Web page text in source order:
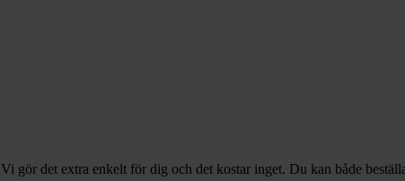
gör det extra enkelt för dig och det kostar inget. Du kan både